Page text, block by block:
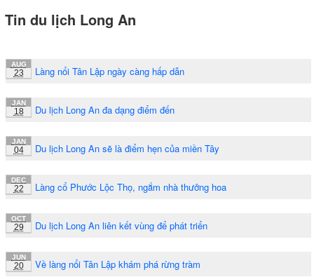
Tin du lịch Long An
AUG
23 Làng nổi Tân Lập ngày càng hấp dẫn
JAN
18 Du lịch Long An đa dạng điểm đến
JAN
04 Du lịch Long An sẽ là điểm hẹn của miền Tây
DEC
22 Làng cổ Phước Lộc Thọ, ngắm nhà thưởng hoa
OCT
29 Du lịch Long An liên kết vùng để phát triển
JUN
20 Về làng nổi Tân Lập khám phá rừng tràm